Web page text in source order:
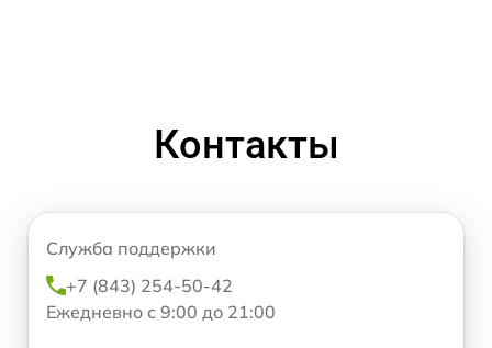
Контакты
Служба поддержки
+7 (843) 254-50-42
Ежедневно с 9:00 до 21:00